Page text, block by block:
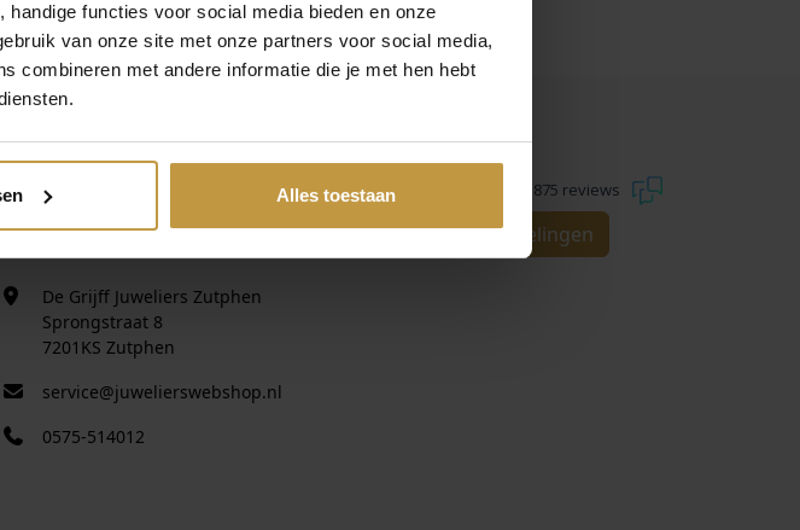
functies voor social media bieden en onze
van onze site met onze partners voor social media,
combineren met andere informatie die je met hen hebt
Alles toestaan
CONTACT
Eigen winkel inZutphen.
De Grijff Juweliers Zutphen
Sprongstraat 8
7201KS Zutphen
service@juwelierswebshop.nl
0575-514012
REVIEWS
9.3 1.875 reviews
Bekijk alle beoordelingen